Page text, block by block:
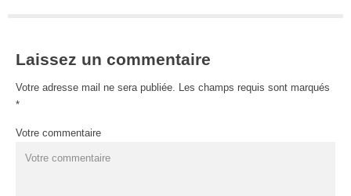
Laissez un commentaire
Votre adresse mail ne sera publiée. Les champs requis sont marqués
*
Votre commentaire